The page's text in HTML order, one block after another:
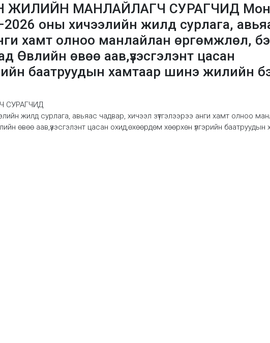
ЖИЛИЙН МАНЛАЙЛАГЧ СУРАГЧИД
оны хичээлийн жилд сурлага,
хамт олноо манлайлан өргөмжлөл,
Өвлийн өвөө аав,үзэсгэлэнт цасан
баатруудын хамтаар шинэ жилийн
СУРАГЧИД
жилд сурлага, авьяас чадвар, хичээл зүтгэлээрээ анги хамт олноо
өвөө аав,үзэсгэлэнт цасан охид,өхөөрдөм хөөрхөн үлгэрийн